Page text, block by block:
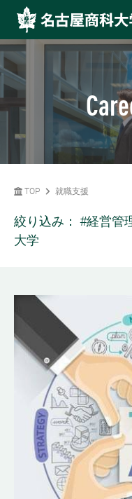
TOP 就職支援
絞り込み： #経営管
大学